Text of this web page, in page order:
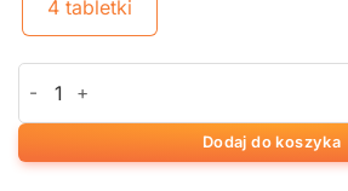
4 tabletki
Dodaj do koszyka